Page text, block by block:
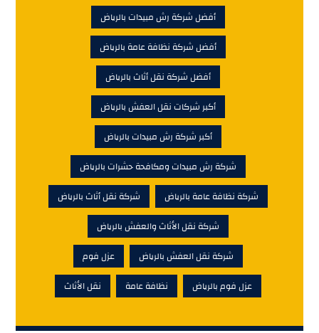
أفضل شركة رش مبيدات بالرياض
أفضل شركة نظافة عامة بالرياض
أفضل شركة نقل أثاث بالرياض
أكبر شركات نقل العفش بالرياض
أكبر شركة رش مبيدات بالرياض
شركة رش مبيدات ومكافحة حشرات بالرياض
شركة نظافة عامة بالرياض
شركة نقل أثاث بالرياض
شركة نقل الأثاث والعفش بالرياض
شركة نقل العفش بالرياض
عزل فوم
عزل فوم بالرياض
نظافة عامة نقل الأثاث